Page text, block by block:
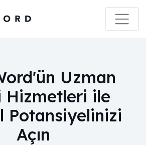
Uzman
Hizmetleri ile
Potansiyelinizi
Açın